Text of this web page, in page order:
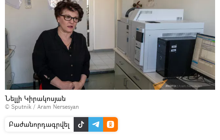
Նելլի Կիրակոսյան
© Sputnik / Aram Nersesyan
Բաժանորդագրվել